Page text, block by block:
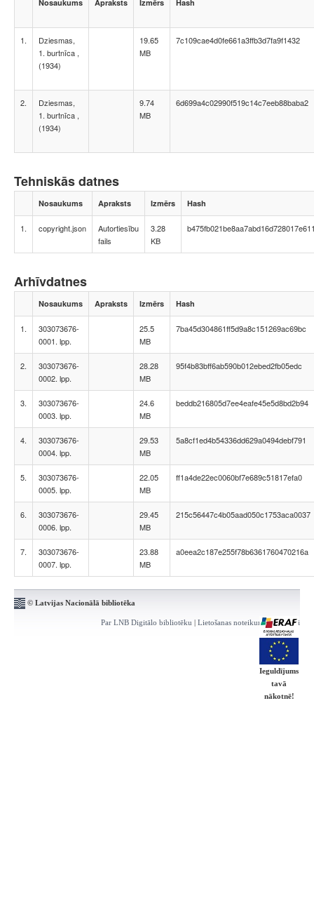
Nosaukums Apraksts Izmērs Hash
1.
Dziesmas,
1. burtnīca ,
(1934)
19.65
MB
7c109cae4d0fe661a3ffb3d7fa9f1432
2.
Dziesmas,
1. burtnīca ,
(1934)
9.74
MB
6d699a4c02990f519c14c7eeb88baba2
Tehniskās datnes
Nosaukums Apraksts Izmērs Hash
1. copyright.json
Autortiesību
fails
3.28
KB
Arhīvdatnes
Nosaukums Apraksts Izmērs Hash
1.
303073676-
0001. lpp.
25.5
MB
7ba45d304861ff5d9a8c151269ac69bc
2.
303073676-
0002. lpp.
28.28
MB
95f4b83bff6ab590b012ebed2fb05edc
3.
303073676-
0003. lpp.
24.6
MB
beddb216805d7ee4eafe45e5d8bd2b94
4.
303073676-
0004. lpp.
29.53
MB
5a8cf1ed4b54336dd629a0494debf791
5.
303073676-
0005. lpp.
22.05
MB
ff1a4de22ec0060bf7e689c51817efa0
6.
303073676-
0006. lpp.
29.45
MB
215c56447c4b05aad050c1753aca0037
7.
303073676-
0007. lpp.
23.88
MB
a0eea2c187e255f78b6361760470216a
© Latvijas Nacionālā bibliotēka
Par LNB Digitālo bibliotēku | Lietošanas noteikumi | Kontakti
Ieguldījums
tavā
nākotnē!